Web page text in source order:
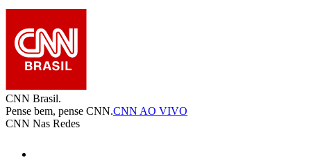
CNN Brasil.
Pense bem, pense CNN.CNN AO VIVO
CNN Nas Redes